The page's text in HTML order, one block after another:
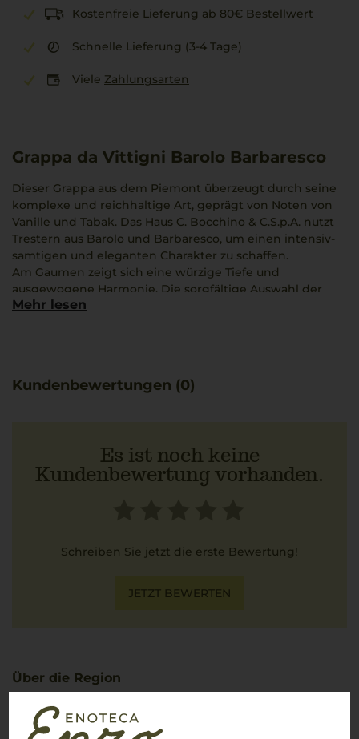
Kostenfreie Lieferung ab 80€ Bestellwert
Schnelle Lieferung (3-4 Tage)
Viele Zahlungsarten
Grappa da Vittigni Barolo Barbaresco
Dieser Grappa aus dem Piemont überzeugt durch seine
komplexe und reichhaltige Art, geprägt von Noten von
Vanille und Tabak. Das Haus C. Bocchino & C.S.p.A. nutzt
Trestern aus Barolo und Barbaresco, um einen intensiv-
samtigen und eleganten Charakter zu schaffen.
Am Gaumen zeigt sich eine würzige Tiefe und
ausgewogene Harmonie. Die sorgfältige Auswahl der
Rebsorten und die Destillation spiegeln die
Mehr lesen
Kundenbewertungen (0)
Es ist noch keine
Kundenbewertung vorhanden.
Schreiben Sie jetzt die erste Bewertung!
JETZT BEWERTEN
Über die Region
Piemont